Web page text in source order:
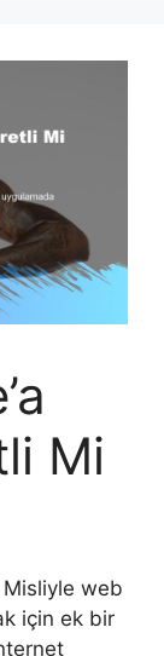
Mi
Misliyle web
için ek bir